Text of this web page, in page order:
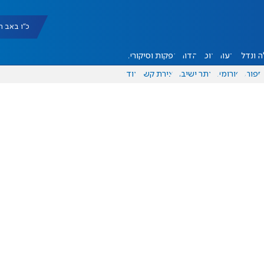
כ"ו באב
ונדל"ן דעות אוכל יהדות הפקות וסיקורים
ספורט פורומים אתר ישיבה יצירת קשר עוד